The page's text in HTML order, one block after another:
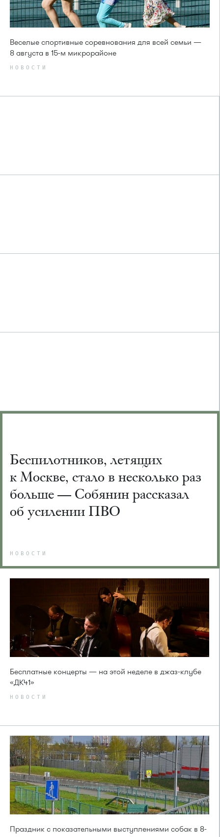
Веселые спортивные соревнования для всей семьи —
8 августа в 15-м микрорайоне
НОВОСТИ
Беспилотников, летящих
к Москве, стало в несколько раз
больше — Собянин рассказал
об усилении ПВО
НОВОСТИ
Бесплатные концерты — на этой неделе в джаз-клубе
«ДК41»
НОВОСТИ
Праздник с показательными выступлениями собак в 8-